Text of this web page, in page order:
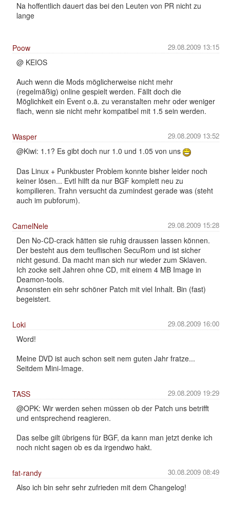
Na hoffentlich dauert das bei den Leuten von PR nicht zu
lange
29.08.2009 13:15
Poow
@ KEIOS
Auch wenn die Mods möglicherweise nicht mehr
(regelmäßig) online gespielt werden. Fällt doch die
Möglichkeit ein Event o.ä. zu veranstalten mehr oder weniger
flach, wenn sie nicht mehr kompatibel mit 1.5 sein werden.
29.08.2009 13:52
Wasper
@Kiwi: 1.1? Es gibt doch nur 1.0 und 1.05 von uns
Das Linux + Punkbuster Problem konnte bisher leider noch
keiner lösen... Evtl hilft da nur BGF komplett neu zu
kompilieren. Trahn versucht da zumindest gerade was (steht
auch im pubforum).
29.08.2009 15:28
CamelNele
Den No-CD-crack hätten sie ruhig draussen lassen können.
Der besteht aus dem teuflischen SecuRom und ist sicher
nicht gesund. Da macht man sich nur wieder zum Sklaven.
Ich zocke seit Jahren ohne CD, mit einem 4 MB Image in
Deamon-tools.
Ansonsten ein sehr schöner Patch mit viel Inhalt. Bin (fast)
begeistert.
29.08.2009 16:00
Loki
Word!
Meine DVD ist auch schon seit nem guten Jahr fratze...
Seitdem Mini-Image.
29.08.2009 19:29
TASS
@OPK: Wir werden sehen müssen ob der Patch uns betrifft
und entsprechend reagieren.
Das selbe gilt übrigens für BGF, da kann man jetzt denke ich
noch nicht sagen ob es da irgendwo hakt.
30.08.2009 08:49
fat-randy
Also ich bin sehr sehr zufrieden mit dem Changelog!